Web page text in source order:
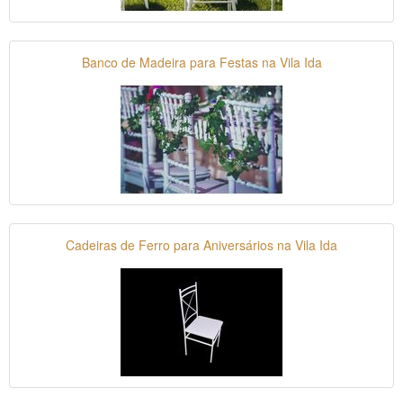
Banco de Madeira para Festas na Vila Ida
Cadeiras de Ferro para Aniversários na Vila Ida